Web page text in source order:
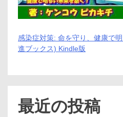
感染症対策: 命を守り、健康で
進ブックス) Kindle版
最近の投稿